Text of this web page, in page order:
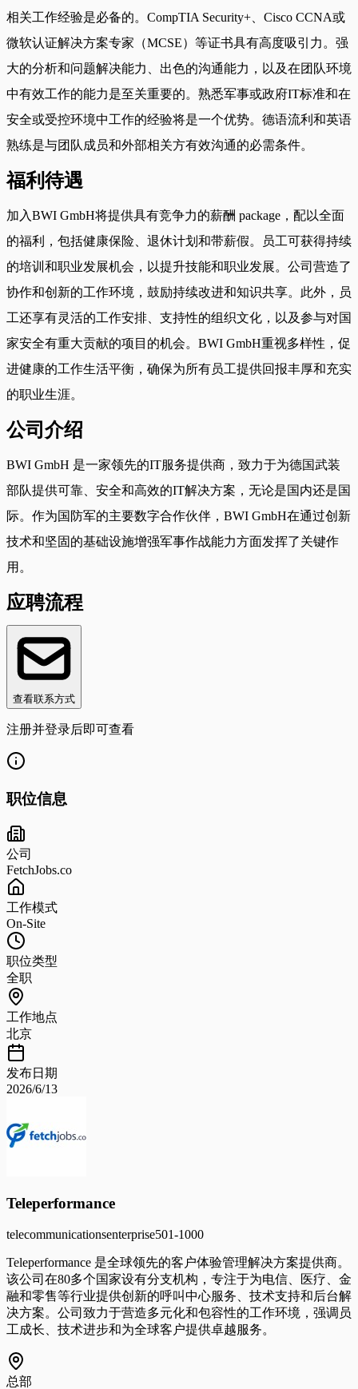
相关工作经验是必备的。CompTIA Security+、Cisco CCNA或
微软认证解决方案专家（MCSE）等证书具有高度吸引力。强
大的分析和问题解决能力、出色的沟通能力，以及在团队环境
中有效工作的能力是至关重要的。熟悉军事或政府IT标准和在
安全或受控环境中工作的经验将是一个优势。德语流利和英语
熟练是与团队成员和外部相关方有效沟通的必需条件。
福利待遇
加入BWI GmbH将提供具有竞争力的薪酬 package，配以全面
的福利，包括健康保险、退休计划和带薪假。员工可获得持续
的培训和职业发展机会，以提升技能和职业发展。公司营造了
协作和创新的工作环境，鼓励持续改进和知识共享。此外，员
工还享有灵活的工作安排、支持性的组织文化，以及参与对国
家安全有重大贡献的项目的机会。BWI GmbH重视多样性，促
进健康的工作生活平衡，确保为所有员工提供回报丰厚和充实
的职业生涯。
公司介绍
BWI GmbH 是一家领先的IT服务提供商，致力于为德国武装
部队提供可靠、安全和高效的IT解决方案，无论是国内还是国
际。作为国防军的主要数字合作伙伴，BWI GmbH在通过创新
技术和坚固的基础设施增强军事作战能力方面发挥了关键作
用。
应聘流程
查看联系方式
注册并登录后即可查看
职位信息
公司
FetchJobs.co
工作模式
On-Site
职位类型
全职
工作地点
北京
发布日期
2026/6/13
Teleperformance
telecommunicationsenterprise501-1000
Teleperformance 是全球领先的客户体验管理解决方案提供商。
该公司在80多个国家设有分支机构，专注于为电信、医疗、金
融和零售等行业提供创新的呼叫中心服务、技术支持和后台解
决方案。公司致力于营造多元化和包容性的工作环境，强调员
工成长、技术进步和为全球客户提供卓越服务。
总部